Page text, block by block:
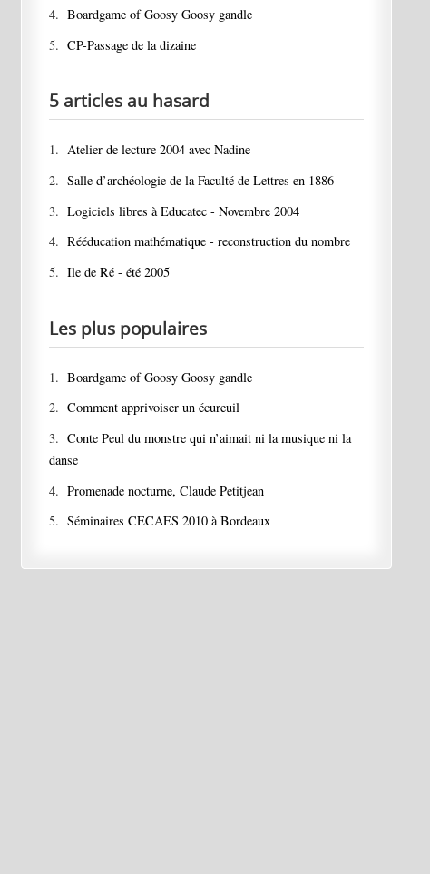
4.Boardgame of Goosy Goosy gandle
5.CP-Passage de la dizaine
5 articles au hasard
1.Atelier de lecture 2004 avec Nadine
2.Salle d’archéologie de la Faculté de Lettres en 1886
3.Logiciels libres à Educatec - Novembre 2004
4.Rééducation mathématique - reconstruction du nombre
5.Ile de Ré - été 2005
Les plus populaires
1.Boardgame of Goosy Goosy gandle
2.Comment apprivoiser un écureuil
3.Conte Peul du monstre qui n’aimait ni la musique ni la
danse
4.Promenade nocturne, Claude Petitjean
5.Séminaires CECAES 2010 à Bordeaux